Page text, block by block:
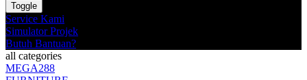
Toggle
Service Kami
Simulator Projek
Butuh Bantuan?
all categories
MEGA288